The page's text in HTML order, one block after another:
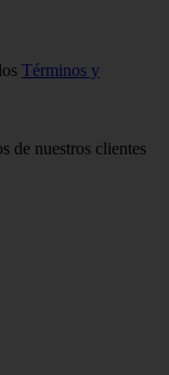
Términos y
de nuestros clientes